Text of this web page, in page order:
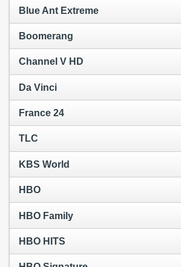
Blue Ant Extreme
Boomerang
Channel V HD
Da Vinci
France 24
TLC
KBS World
HBO
HBO Family
HBO HITS